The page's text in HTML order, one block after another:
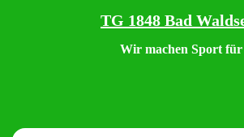
TG 1848 Bad
Wir machen Sport für